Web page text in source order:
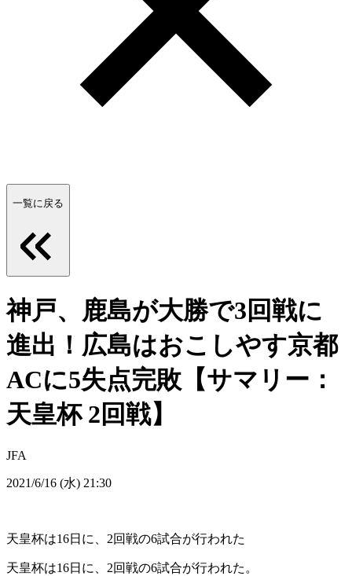
一覧に戻る
神戸、鹿島が大勝で3回戦に
進出！広島はおこしやす京都
ACに5失点完敗【サマリー：
天皇杯 2回戦】
JFA
2021/6/16 (水) 21:30
天皇杯は16日に、2回戦の6試合が行われた
天皇杯は16日に、2回戦の6試合が行われた。